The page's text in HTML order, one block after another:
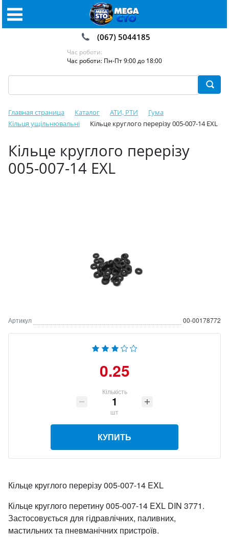
(067) 5044185
Час роботи:
Час роботи: Пн-Пт 9:00 до 18:00
Главная страница Каталог АТИ, РТИ
Гума
Кільця ущільнювальні
Кільце круглого перерізу 005-007-14 EXL
Кільце круглого перерізу
005-007-14 EXL
Артикул 00-00178772
0.25
Кількість
шт
КУПИТЬ
Кільце круглого перерізу 005-007-14 EXL
Кільце круглого перетину 005-007-14 EXL DIN 3771.
Застосовується для гідравлічних, паливних,
мастильних та пневманічних пристроїв.